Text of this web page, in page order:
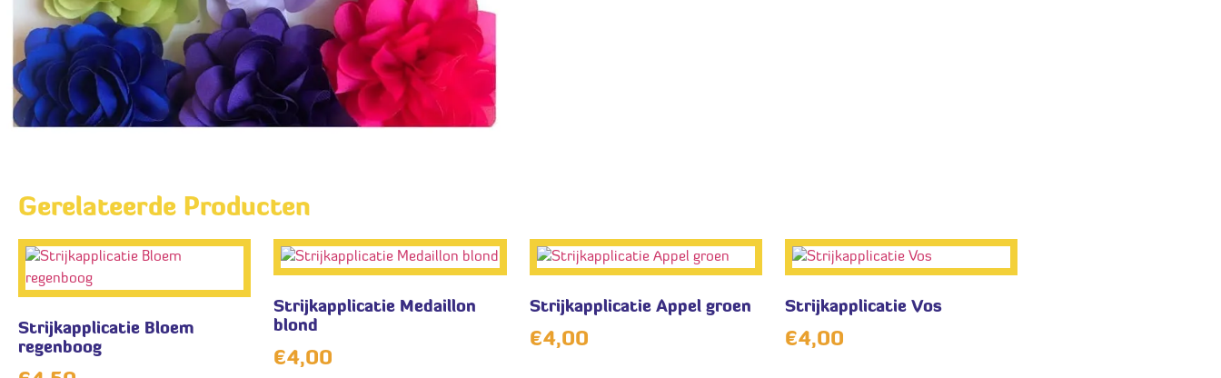
Gerelateerde Producten
Strijkapplicatie Bloem
regenboog
Strijkapplicatie Medaillon
blond
€4,00
Strijkapplicatie Appel groen
€4,00
Strijkapplicatie Vos
€4,00